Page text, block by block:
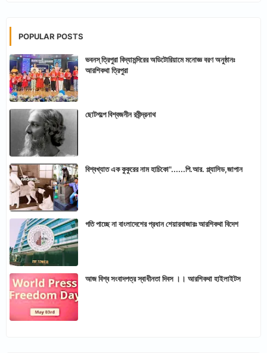
POPULAR POSTS
ভবনস্ ত্রিপুরা বিদ্যামন্দিরের অডিটোরিয়ামে মনোজ্ঞ বরণ অনুষ্ঠানঃ
আরশিকথা ত্রিপুরা
ছোটগল্পে বিশ্বজনীন রবীন্দ্রনাথ
বিশ্বখ্যাত এক কুকুরের নাম হাচিকো"......পি.আর. প্ল্যাসিড,জাপান
গতি পাচ্ছে না বাংলাদেশের প্রধান শেয়ারবাজারঃ আরশিকথা বিদেশ
আজ বিশ্ব সংবাদপত্র স্বাধীনতা দিবস ।। আরশিকথা হাইলাইটস